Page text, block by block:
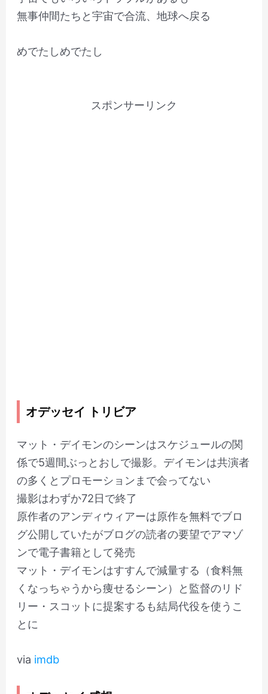
無事仲間たちと宇宙で合流、地球へ戻る
めでたしめでたし
スポンサーリンク
オデッセイ トリビア
マット・デイモンのシーンはスケジュールの関
係で5週間ぶっとおしで撮影。デイモンは共演者
の多くとプロモーションまで会ってない
撮影はわずか72日で終了
原作者のアンディウィアーは原作を無料でブロ
グ公開していたがブログの読者の要望でアマゾ
ンで電子書籍として発売
マット・デイモンはすすんで減量する（食料無
くなっちゃうから痩せるシーン）と監督のリド
リー・スコットに提案するも結局代役を使うこ
とに
via imdb